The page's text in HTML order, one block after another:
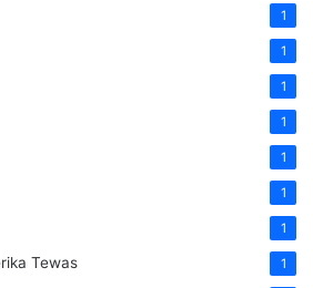
1
1
1
1
1
1
1
Tewas 1